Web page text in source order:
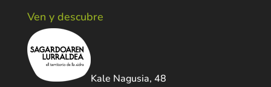
Ven y descubre
Kale Nagusia, 48